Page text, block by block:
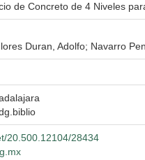
de Concreto de 4 Niveles
Duran, Adolfo; Navarro
20.500.12104/28434